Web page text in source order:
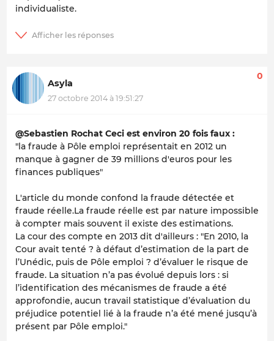
individualiste.
Asyla
27 octobre 2014 à 19:51:27
0
@Sebastien Rochat Ceci est environ 20 fois faux :
"la fraude à Pôle emploi représentait en 2012 un
manque à gagner de 39 millions d'euros pour les
finances publiques"
L'article du monde confond la fraude détectée et
fraude réelle.La fraude réelle est par nature impossible
à compter mais souvent il existe des estimations.
La cour des compte en 2013 dit d'ailleurs : "En 2010, la
Cour avait tenté ? à défaut d’estimation de la part de
l’Unédic, puis de Pôle emploi ? d’évaluer le risque de
fraude. La situation n’a pas évolué depuis lors : si
l’identification des mécanismes de fraude a été
approfondie, aucun travail statistique d’évaluation du
préjudice potentiel lié à la fraude n’a été mené jusqu’à
présent par Pôle emploi."